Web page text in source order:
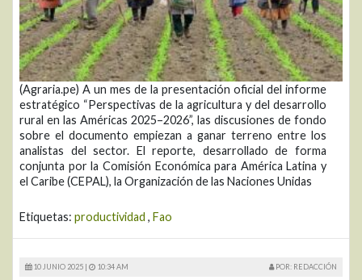
(Agraria.pe) A un mes de la presentación oficial del informe
estratégico “Perspectivas de la agricultura y del desarrollo
rural en las Américas 2025–2026”, las discusiones de fondo
sobre el documento empiezan a ganar terreno entre los
analistas del sector. El reporte, desarrollado de forma
conjunta por la Comisión Económica para América Latina y
el Caribe (CEPAL), la Organización de las Naciones Unidas
Etiquetas: productividad , Fao
10 JUNIO 2025 | 10:34 AM POR: REDACCIÓN